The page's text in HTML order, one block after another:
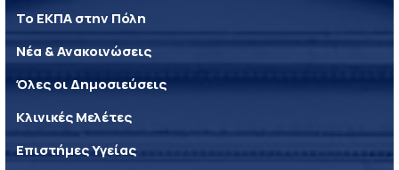
Το ΕΚΠΑ στην Πόλη
Νέα & Ανακοινώσεις
Όλες οι Δημοσιεύσεις
Κλινικές Μελέτες
Επιστήμες Υγείας